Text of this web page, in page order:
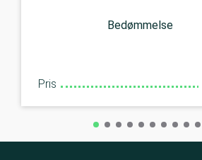
Bedømmelse
Pris